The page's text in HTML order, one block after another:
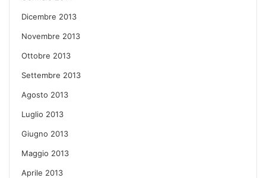
Dicembre 2013
Novembre 2013
Ottobre 2013
Settembre 2013
Agosto 2013
Luglio 2013
Giugno 2013
Maggio 2013
Aprile 2013